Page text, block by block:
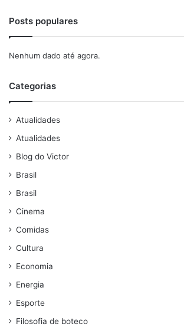
Posts populares
Nenhum dado até agora.
Categorias
Atualidades
Atualidades
Blog do Victor
Brasil
Brasil
Cinema
Comidas
Cultura
Economia
Energia
Esporte
Filosofia de boteco